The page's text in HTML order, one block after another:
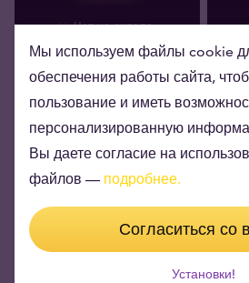
Нет на складе
1 г Золотая монета
Китайская Панда 2026
Мы покупаем 118, 10 € Мы
Мы используем файлы cookie
обеспечения работы сайта,
пользование и иметь
персонализированную
Вы даете согласие на
файлов — подробнее.
Согласиться со
Установки!